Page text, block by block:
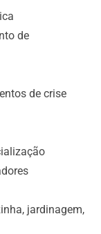
de
de crise
jardinagem,